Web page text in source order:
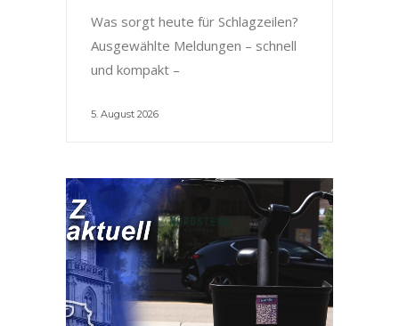
Was sorgt heute für Schlagzeilen?
Ausgewählte Meldungen – schnell
und kompakt –
5. August 2026